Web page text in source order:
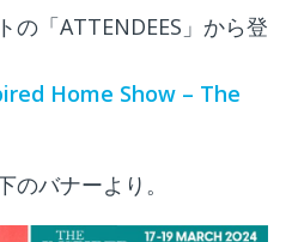
の「ATTENDEES」から登
Home Show – The
バナーより。